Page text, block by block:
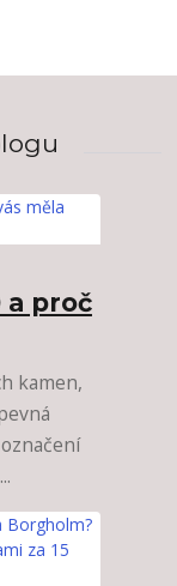
a proč
kamen,